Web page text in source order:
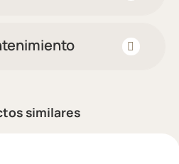
similares